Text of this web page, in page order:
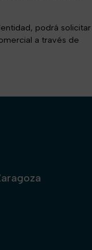
podrá solicitar
a través de